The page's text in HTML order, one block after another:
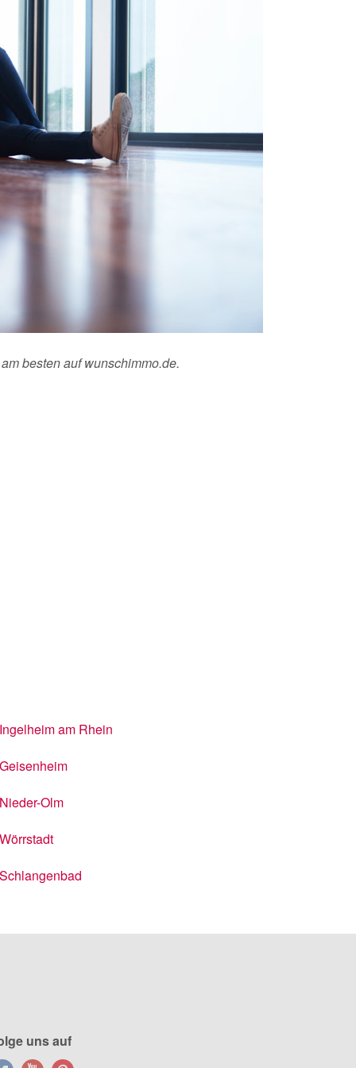
besten auf wunschimmo.de.
Ingelheim am Rhein
Geisenheim
Nieder-Olm
Wörrstadt
Schlangenbad
uns auf